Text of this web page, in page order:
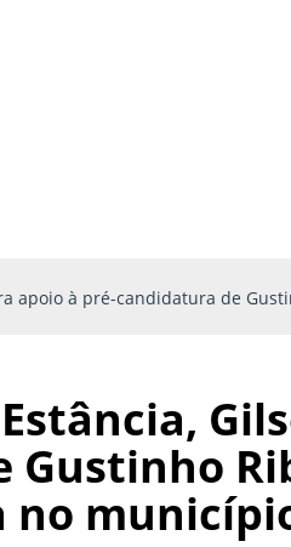
apoio à pré-candidatura de
no